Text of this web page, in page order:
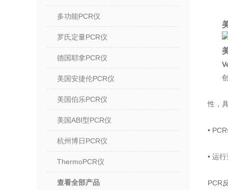
多功能PCR仪
罗氏定量PCR仪
德国耶拿PCR仪
美国安捷伦PCR仪
美国伯乐PCR仪
美国ABI型PCR仪
杭州博日PCR仪
ThermoPCR仪
查看全部产品
性，
•
• 运
PCR